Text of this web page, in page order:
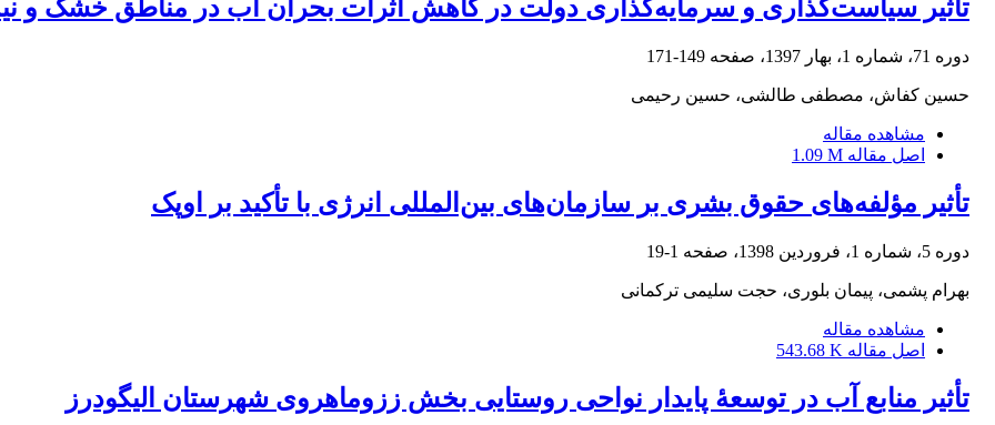
تأثیر سیاست‌گذاری و سرمایه‌گذاری دولت در کاهش اثرات بحران آب در مناطق خشک و
دوره 71، شماره 1، بهار 1397، صفحه 149-171
حسین کفاش، مصطفی طالشی، حسین رحیمی
مشاهده مقاله
اصل مقاله 1.09 M
تأثیر مؤلفه‌های حقوق بشری بر سازمان‌های بین‌المللی انرژی با تأکید بر اوپک
دوره 5، شماره 1، فروردین 1398، صفحه 1-19
بهرام پشمی، پیمان بلوری، حجت سلیمی ترکمانی
مشاهده مقاله
اصل مقاله 543.68 K
تأثیر منابع آب در توسعۀ پایدار نواحی روستایی بخش ززوماهروی شهرستان الیگودرز